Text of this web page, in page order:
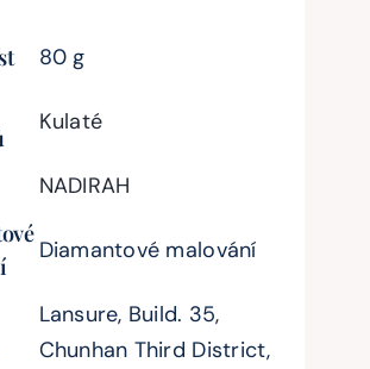
80 g
Kulaté
NADIRAH
Diamantové malování
Lansure, Build. 35,
Chunhan Third District,